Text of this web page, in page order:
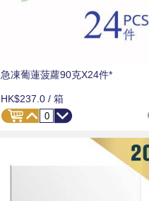
急凍葡蓮菠蘿90克X24件*
HK$237.0 / 箱